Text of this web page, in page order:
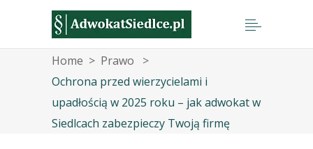
Home > Prawo
>
Ochrona przed wierzycielami i
upadłością w 2025 roku – jak adwokat w
Siedlcach zabezpieczy Twoją firmę